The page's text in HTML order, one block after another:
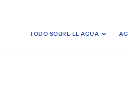
TODO SOBRE EL AGUA